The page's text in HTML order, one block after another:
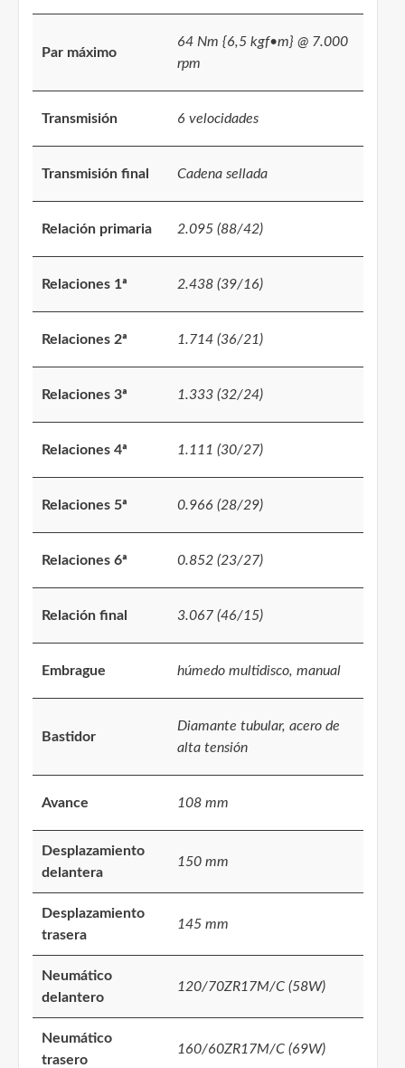
Par máximo
64 Nm {6,5 kgf•m} @ 7.000
rpm
Transmisión 6 velocidades
Transmisión final Cadena sellada
Relación primaria 2.095 (88/42)
Relaciones 1ª 2.438 (39/16)
Relaciones 2ª 1.714 (36/21)
Relaciones 3ª 1.333 (32/24)
Relaciones 4ª 1.111 (30/27)
Relaciones 5ª 0.966 (28/29)
Relaciones 6ª 0.852 (23/27)
Relación final 3.067 (46/15)
Embrague húmedo multidisco, manual
Bastidor
Diamante tubular, acero de
alta tensión
Avance 108 mm
Desplazamiento
delantera
150 mm
Desplazamiento
trasera
145 mm
Neumático
delantero
120/70ZR17M/C (58W)
Neumático
trasero
160/60ZR17M/C (69W)